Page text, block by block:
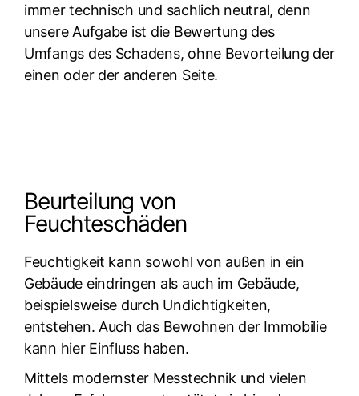
immer technisch und sachlich neutral, denn
unsere Aufgabe ist die Bewertung des
Umfangs des Schadens, ohne Bevorteilung der
einen oder der anderen Seite.
Beurteilung von
Feuchteschäden
Feuchtigkeit kann sowohl von außen in ein
Gebäude eindringen als auch im Gebäude,
beispielsweise durch Undichtigkeiten,
entstehen. Auch das Bewohnen der Immobilie
kann hier Einfluss haben.
Mittels modernster Messtechnik und vielen